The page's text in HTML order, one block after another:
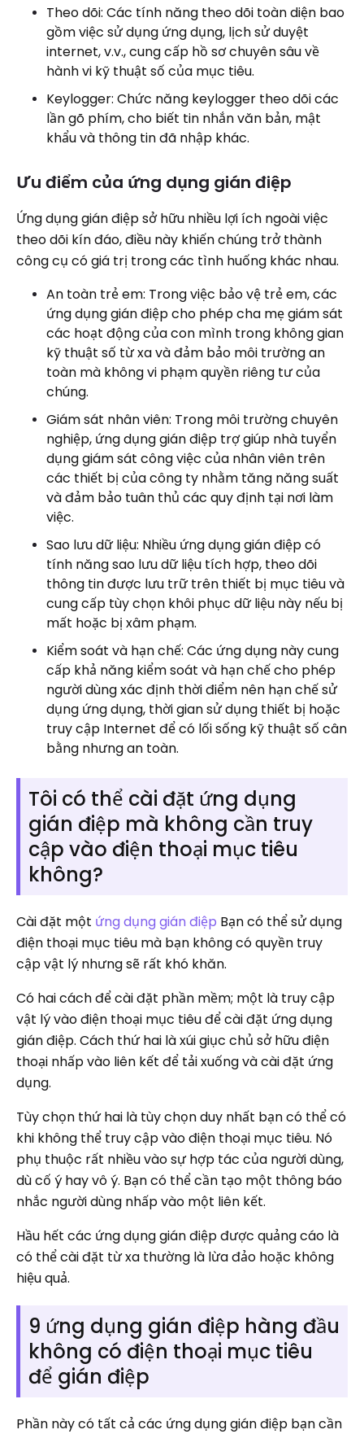
Theo dõi: Các tính năng theo dõi toàn diện bao
gồm việc sử dụng ứng dụng, lịch sử duyệt
internet, v.v., cung cấp hồ sơ chuyên sâu về
hành vi kỹ thuật số của mục tiêu.
Keylogger: Chức năng keylogger theo dõi các
lần gõ phím, cho biết tin nhắn văn bản, mật
khẩu và thông tin đã nhập khác.
Ưu điểm của ứng dụng gián điệp
Ứng dụng gián điệp sở hữu nhiều lợi ích ngoài việc
theo dõi kín đáo, điều này khiến chúng trở thành
công cụ có giá trị trong các tình huống khác nhau.
An toàn trẻ em: Trong việc bảo vệ trẻ em, các
ứng dụng gián điệp cho phép cha mẹ giám sát
các hoạt động của con mình trong không gian
kỹ thuật số từ xa và đảm bảo môi trường an
toàn mà không vi phạm quyền riêng tư của
chúng.
Giám sát nhân viên: Trong môi trường chuyên
nghiệp, ứng dụng gián điệp trợ giúp nhà tuyển
dụng giám sát công việc của nhân viên trên
các thiết bị của công ty nhằm tăng năng suất
và đảm bảo tuân thủ các quy định tại nơi làm
việc.
Sao lưu dữ liệu: Nhiều ứng dụng gián điệp có
tính năng sao lưu dữ liệu tích hợp, theo dõi
thông tin được lưu trữ trên thiết bị mục tiêu và
cung cấp tùy chọn khôi phục dữ liệu này nếu bị
mất hoặc bị xâm phạm.
Kiểm soát và hạn chế: Các ứng dụng này cung
cấp khả năng kiểm soát và hạn chế cho phép
người dùng xác định thời điểm nên hạn chế sử
dụng ứng dụng, thời gian sử dụng thiết bị hoặc
truy cập Internet để có lối sống kỹ thuật số cân
bằng nhưng an toàn.
Tôi có thể cài đặt ứng dụng
gián điệp mà không cần truy
cập vào điện thoại mục tiêu
không?
Cài đặt một ứng dụng gián điệp Bạn có thể sử dụng
điện thoại mục tiêu mà bạn không có quyền truy
cập vật lý nhưng sẽ rất khó khăn.
Có hai cách để cài đặt phần mềm; một là truy cập
vật lý vào điện thoại mục tiêu để cài đặt ứng dụng
gián điệp. Cách thứ hai là xúi giục chủ sở hữu điện
thoại nhấp vào liên kết để tải xuống và cài đặt ứng
dụng.
Tùy chọn thứ hai là tùy chọn duy nhất bạn có thể có
khi không thể truy cập vào điện thoại mục tiêu. Nó
phụ thuộc rất nhiều vào sự hợp tác của người dùng,
dù cố ý hay vô ý. Bạn có thể cần tạo một thông báo
nhắc người dùng nhấp vào một liên kết.
Hầu hết các ứng dụng gián điệp được quảng cáo là
có thể cài đặt từ xa thường là lừa đảo hoặc không
hiệu quả.
9 ứng dụng gián điệp hàng đầu
không có điện thoại mục tiêu
để gián điệp
Phần này có tất cả các ứng dụng gián điệp bạn cần